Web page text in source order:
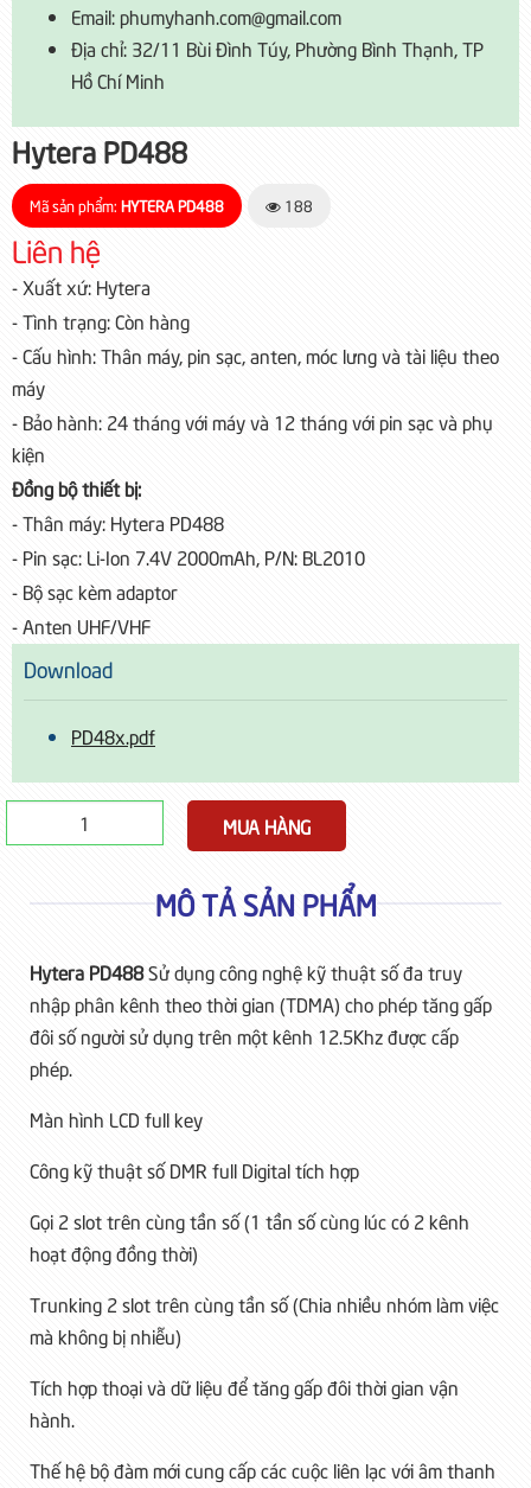
Email: phumyhanh.com@gmail.com
Địa chỉ: 32/11 Bùi Đình Túy, Phường Bình Thạnh, TP
Hồ Chí Minh
Hytera PD488
Mã sản phẩm: HYTERA PD488 188
Liên hệ
- Xuất xứ: Hytera
- Tình trạng: Còn hàng
- Cấu hình: Thân máy, pin sạc, anten, móc lưng và tài liệu theo
máy
- Bảo hành: 24 tháng với máy và 12 tháng với pin sạc và phụ
kiện
Đồng bộ thiết bị:
- Thân máy: Hytera PD488
- Pin sạc: Li-Ion 7.4V 2000mAh, P/N: BL2010
- Bộ sạc kèm adaptor
- Anten UHF/VHF
Download
PD48x.pdf
MÔ TẢ SẢN PHẨM
Hytera PD488Sử dụng công nghệ kỹ thuật số đa truy
nhập phân kênh theo thời gian (TDMA) cho phép tăng gấp
đôi số người sử dụng trên một kênh 12.5Khz được cấp
phép.
Màn hình LCD full key
Công kỹ thuật số DMR full Digital tích hợp
Gọi 2 slot trên cùng tần số (1 tần số cùng lúc có 2 kênh
hoạt động đồng thời)
Trunking 2 slot trên cùng tần số (Chia nhiều nhóm làm việc
mà không bị nhiễu)
Tích hợp thoại và dữ liệu để tăng gấp đôi thời gian vận
hành.
Thế hệ bộ đàm mới cung cấp các cuộc liên lạc với âm thanh